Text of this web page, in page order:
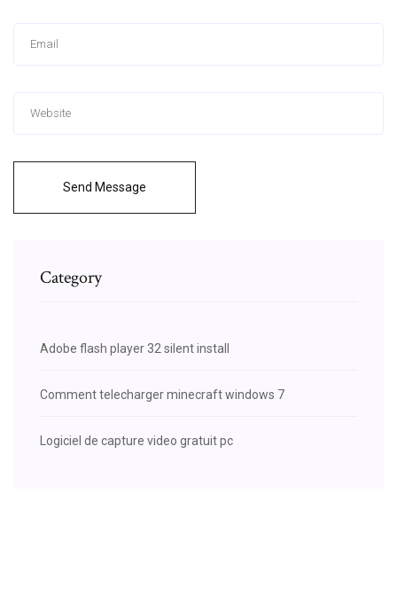
Send Message
Category
Adobe flash player 32 silent install
Comment telecharger minecraft windows 7
Logiciel de capture video gratuit pc